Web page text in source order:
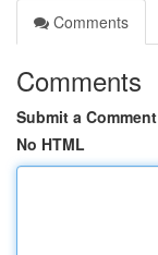
Comments
Comments
Submit a Comment
No HTML